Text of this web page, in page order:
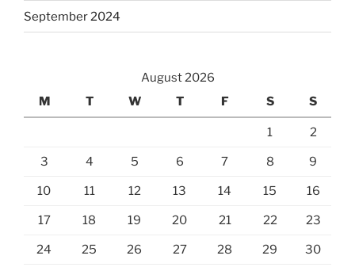
September 2024
August 2026
M
T W T F S S
1 2
3 4 5 6 7 8 9
10 11 12 13 14 15 16
17 18 19 20 21 22 23
24 25 26 27 28 29 30